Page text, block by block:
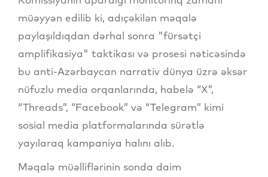
müəyyən edilib ki, adıçəkilən məqalə
paylaşıldıqdan dərhal sonra "fürsətçi
amplifikasiya" taktikası və prosesi nəticəsində
bu anti-Azərbaycan narrativ dünya üzrə əksər
nüfuzlu media orqanlarında, habelə “X”,
“Threads”, “Facebook” və “Telegram” kimi
sosial media platformalarında sürətlə
yayılaraq kampaniya halını alıb.
Məqalə müəlliflərinin sonda daim